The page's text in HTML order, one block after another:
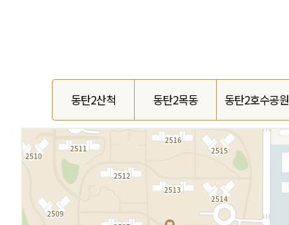
동탄2산척 동탄2목동 동탄2호수공원